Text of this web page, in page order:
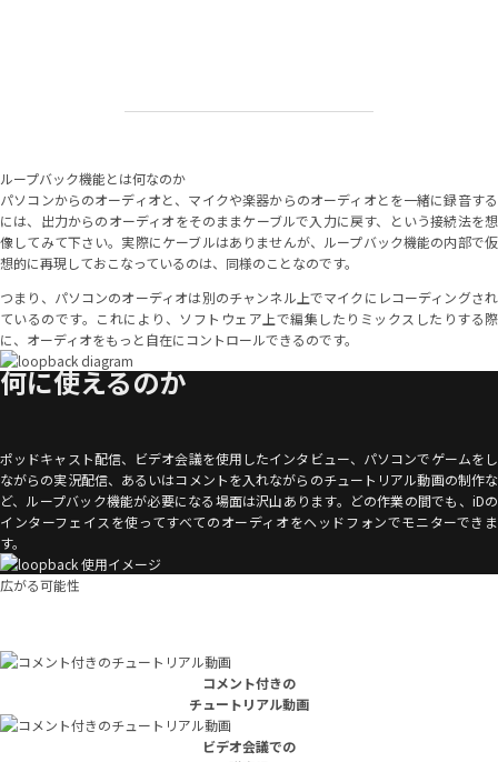
ループバック機能とは何なのか
パソコンからのオーディオと、マイクや楽器からのオーディオとを一緒に録音する
には、出力からのオーディオをそのままケーブルで入力に戻す、という接続法を想
像してみて下さい。実際にケーブルはありませんが、ループバック機能の内部で仮
想的に再現しておこなっているのは、同様のことなのです。
つまり、パソコンのオーディオは別のチャンネル上でマイクにレコーディングされ
ているのです。これにより、ソフトウェア上で編集したりミックスしたりする際
に、オーディオをもっと自在にコントロールできるのです。
何に使えるのか
ポッドキャスト配信、ビデオ会議を使用したインタビュー、パソコンでゲームをし
ながらの実況配信、あるいはコメントを入れながらのチュートリアル動画の制作な
ど、ループバック機能が必要になる場面は沢山あります。どの作業の間でも、iDの
インターフェイスを使ってすべてのオーディオをヘッドフォンでモニターできま
す。
広がる可能性
コメント付きの
チュートリアル動画
ビデオ会議での